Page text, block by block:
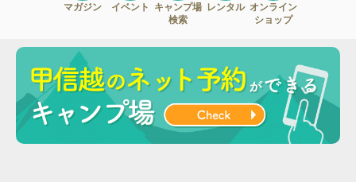
マガジン イベント
キャンプ場
検索
レンタル オンライン
ショップ